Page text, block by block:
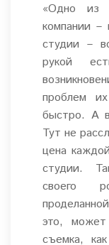
«Одно из
компании
студии –
рукой
проблем
быстро. А
Тут не
цена
студии.
своего
это, может
съемка,